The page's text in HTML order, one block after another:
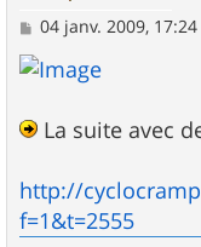
M
s
s
g
e
04 janv. 2009, 17:24
La suite avec
http://
f=1&t=2555